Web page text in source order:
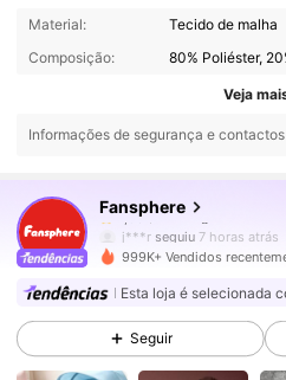
Material:
Tecido de malha
Composição:
80% Poliéster,
Veja
Informações de segurança e contactos
Fansphere
4,93
1.1M Seguidores
j***rseguiu 7 horas atrás
4,93 1.1M Seguidores
999K+ Vendidos
Esta loja é selecionada
Seguir